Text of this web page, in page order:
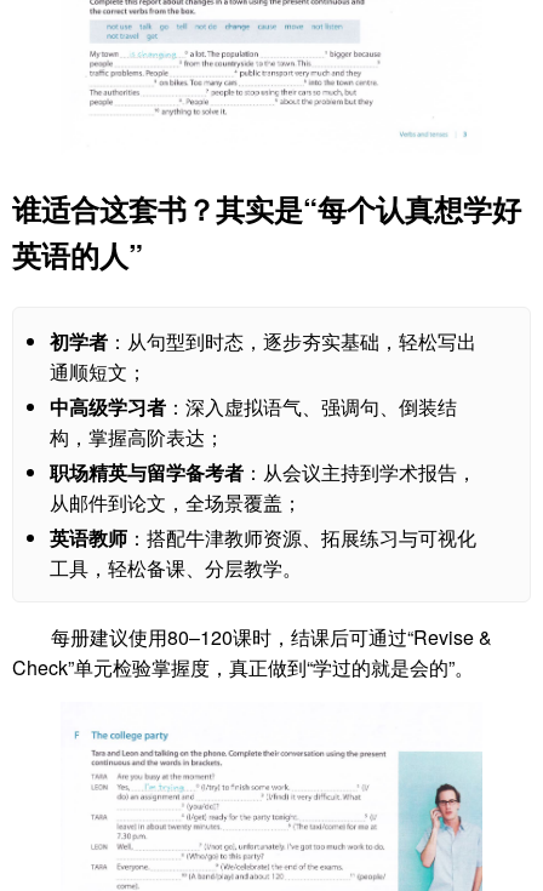
谁适合这套书？其实是“每个认真想学好
英语的人”
初学者 ：从句型到时态，逐步夯实基础，轻松写出
通顺短文；
中高级学习者 ：深入虚拟语气、强调句、倒装结
构，掌握高阶表达；
职场精英与留学备考者 ：从会议主持到学术报告，
从邮件到论文，全场景覆盖；
英语教师 ：搭配牛津教师资源、拓展练习与可视化
工具，轻松备课、分层教学。
每册建议使用80–120课时，结课后可通过“Revise &
Check”单元检验掌握度，真正做到“学过的就是会的”。